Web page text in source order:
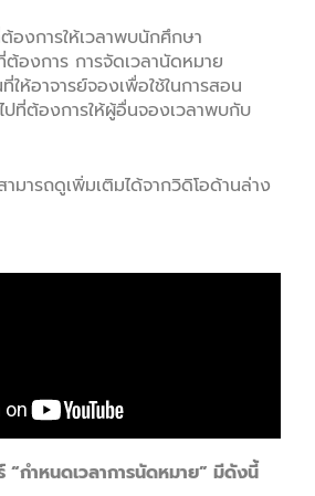
องการให้เวลาพบนักศึกษา
องการ การจัดเวลานัดหมาย
ให้อาจารย์จองเพื่อใช้ในการสอน
ปที่ต้องการให้ผู้อื่นจองเวลาพบกับ
ามารถดูเพิ่มเติมได้จากวิดิโอด้านล่าง
กำหนดเวลาการนัดหมาย” มีดังนี้